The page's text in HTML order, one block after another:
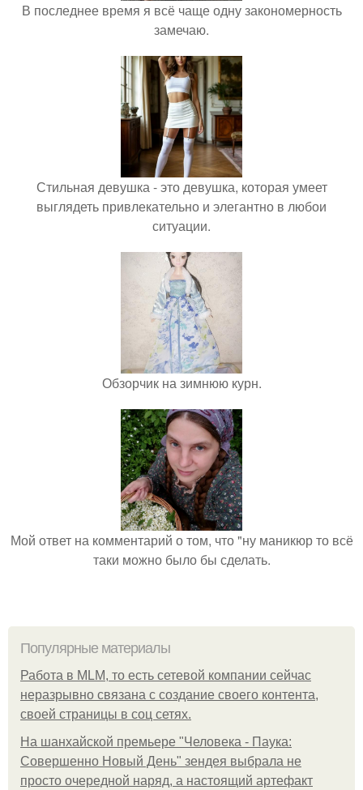
В последнее время я всё чаще одну закономерность
замечаю.
Стильная девушка - это девушка, которая умеет
выглядеть привлекательно и элегантно в любои
ситуации.
Обзорчик на зимнюю курн.
Мой ответ на комментарий о том, что "ну маникюр то всё
таки можно было бы сделать.
Популярные материалы
Работа в MLM, то есть сетевой компании сейчас
неразрывно связана с создание своего контента,
своей страницы в соц сетях.
На шанхайской премьере "Человека - Паука:
Совершенно Новый День" зендея выбрала не
просто очередной наряд, а настоящий артефакт